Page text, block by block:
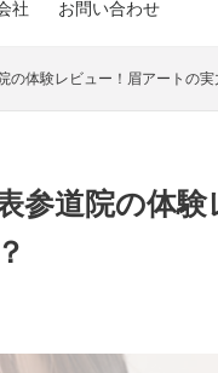
社 お問い合わせ
の体験レビュー！眉アートの実
参道院の体験